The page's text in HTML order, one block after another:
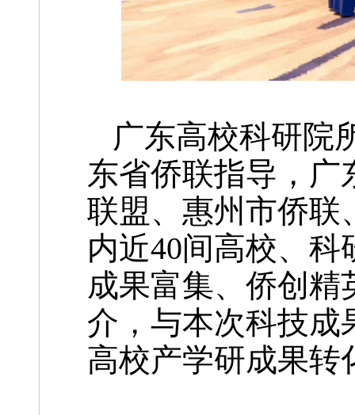
广东高校科研院
东省侨联指导，广
联盟、惠州市侨联
内近40间高校、
成果富集、侨创精
介，与本次科技成
高校产学研成果转